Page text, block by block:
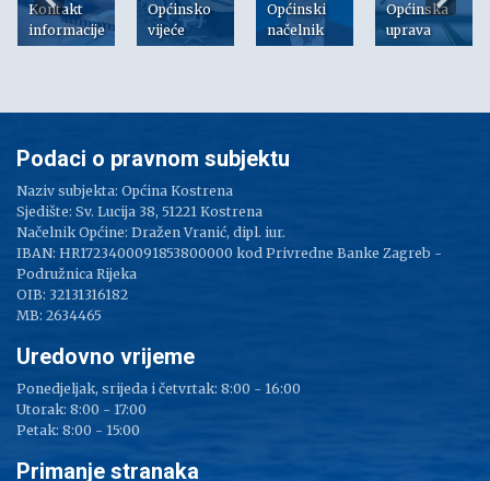
Kontakt
informacije
Općinsko
vijeće
Općinski
načelnik
Općinska
uprava
Podaci o pravnom subjektu
Naziv subjekta: Općina Kostrena
Sjedište: Sv. Lucija 38, 51221 Kostrena
Načelnik Općine: Dražen Vranić, dipl. iur.
IBAN: HR1723400091853800000 kod Privredne Banke Zagreb -
Podružnica Rijeka
OIB: 32131316182
MB: 2634465
Uredovno vrijeme
Ponedjeljak, srijeda i četvrtak: 8:00 - 16:00
Utorak: 8:00 - 17:00
Petak: 8:00 - 15:00
Primanje stranaka